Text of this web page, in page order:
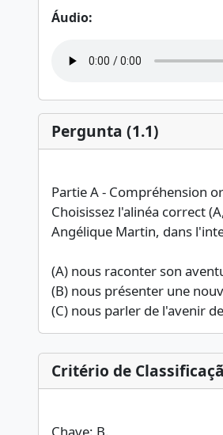
Áudio:
Pergunta (1.1)
Partie A - Compréhension
Choisissez l'alinéa correct
Angélique Martin, dans
(A) nous raconter son
(B) nous présenter une
(C) nous parler de l'avenir
Critério de